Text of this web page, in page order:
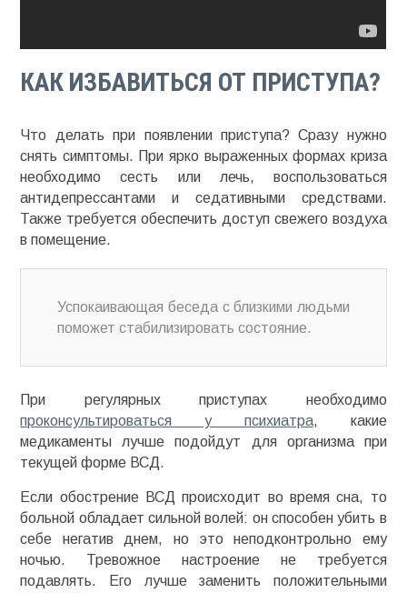
КАК ИЗБАВИТЬСЯ ОТ ПРИСТУПА?
Что делать при появлении приступа? Сразу нужно
снять симптомы. При ярко выраженных формах криза
необходимо сесть или лечь, воспользоваться
антидепрессантами и седативными средствами.
Также требуется обеспечить доступ свежего воздуха
в помещение.
Успокаивающая беседа с близкими людьми
поможет стабилизировать состояние.
При регулярных приступах необходимо
проконсультироваться у психиатра, какие
медикаменты лучше подойдут для организма при
текущей форме ВСД.
Если обострение ВСД происходит во время сна, то
больной обладает сильной волей: он способен убить в
себе негатив днем, но это неподконтрольно ему
ночью. Тревожное настроение не требуется
подавлять. Его лучше заменить положительными